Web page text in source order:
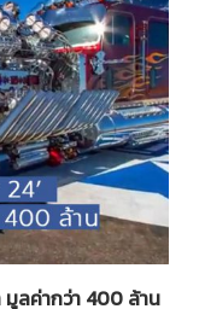
มูลค่ากว่า 400 ล้าน